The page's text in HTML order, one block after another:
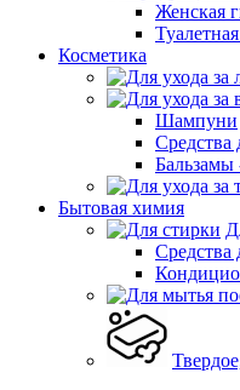
Женская
Косметика
Шампуни
Средства
Бальзамы
Бытовая химия
Средства